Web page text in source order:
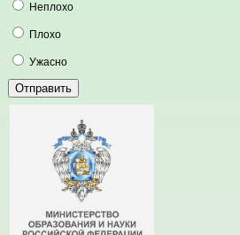
Неплохо
Плохо
Ужасно